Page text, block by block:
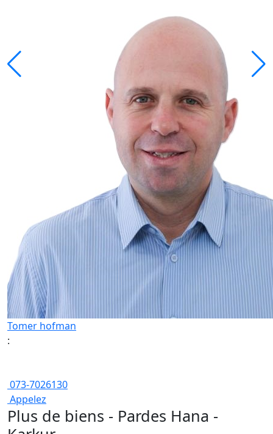
Tomer hofman
:
073-7026130
Appelez
Plus de biens - Pardes Hana -